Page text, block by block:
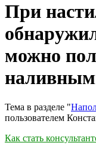
При
можно
Тема в разделе "
пользователем
Как стать